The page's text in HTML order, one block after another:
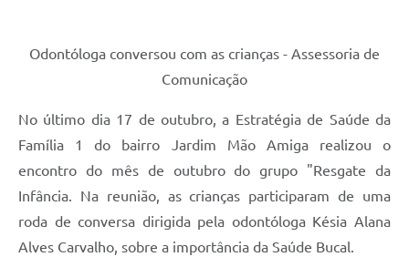
Contato
Odontóloga conversou com as crianças - Assessoria de
Comunicação
No último dia 17 de outubro, a Estratégia de Saúde da
Família 1 do bairro Jardim Mão Amiga realizou o
encontro do mês de outubro do grupo "Resgate da
Infância. Na reunião, as crianças participaram de uma
roda de conversa dirigida pela odontóloga Késia Alana
Alves Carvalho, sobre a importância da Saúde Bucal.